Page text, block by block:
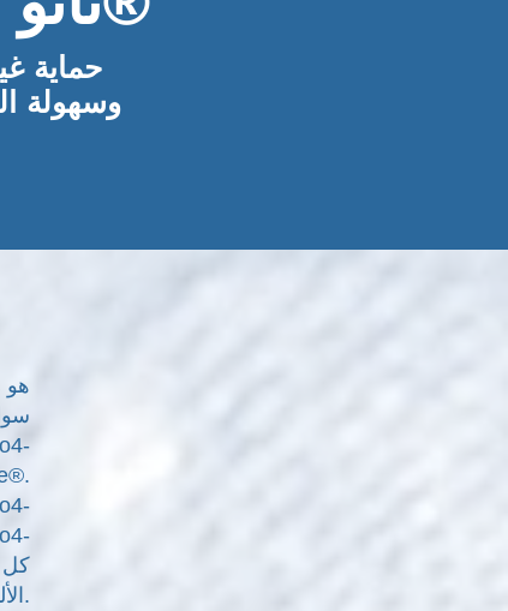
حماية
وسهولة
الألياف.